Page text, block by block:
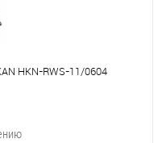
HKN-RWS-11/0604